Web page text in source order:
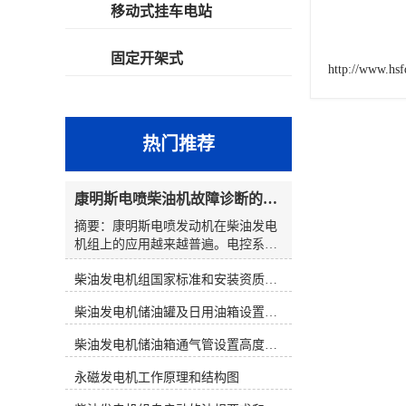
http://
移动式挂车电站
固定开架式
热门推荐
康明斯电喷柴油机故障诊断的解决思路
摘要：康明斯电喷发动机在柴油发电
机组上的应用越来越普遍。电控系统
在提高柴油发电机组性能的同时，也
使发动机的故障诊断变得复杂起来。
码，大多数都能判明故障可能发生的
原因和部位。然而，在对发电机组维
修时，若仅仅靠故障代码寻找故障，
往往会出现判断上的失误。因此，在
对电控发电机组进行维修时应综合分
柴油发电机组国家标准和安装资质要求
柴油发电机储油罐及日用油箱设置要求
柴油发电机储油箱通气管设置高度和做法
永磁发电机工作原理和结构图